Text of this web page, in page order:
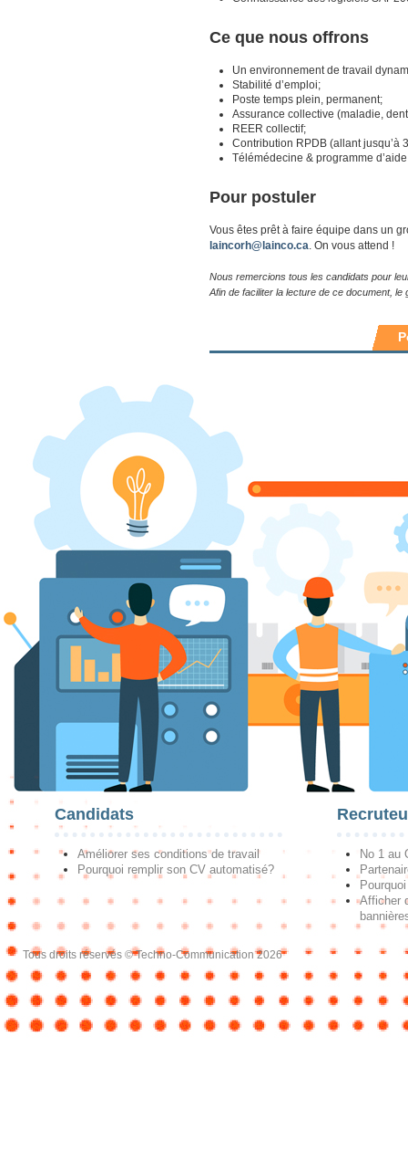
Ce que nous offrons
Un environnement de travail
Stabilité d’emploi;
Poste temps plein, permanent;
Assurance collective (maladie,
REER collectif;
Contribution RPDB (allant jusqu’à
Télémédecine & programme
Pour postuler
Vous êtes prêt à faire équipe dans un
laincorh@lainco.ca. On vous attend !
Nous remercions tous les candidats pour
Afin de faciliter la lecture de ce document,
Candidats
Améliorer ses conditions de travail
Pourquoi remplir son CV automatisé?
No 1 au
Afficher
Tous droits réservés © Techno-Communication 2026